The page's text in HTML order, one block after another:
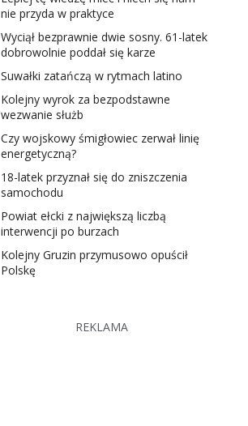
nie przyda w praktyce
Wyciął bezprawnie dwie sosny. 61-latek
dobrowolnie poddał się karze
Suwałki zatańczą w rytmach latino
Kolejny wyrok za bezpodstawne
wezwanie służb
Czy wojskowy śmigłowiec zerwał linię
energetyczną?
18-latek przyznał się do zniszczenia
samochodu
Powiat ełcki z największą liczbą
interwencji po burzach
Kolejny Gruzin przymusowo opuścił
Polskę
REKLAMA